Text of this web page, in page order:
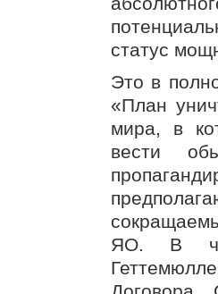
статус
Это в
«План
мира, в
вести
ЯО. В